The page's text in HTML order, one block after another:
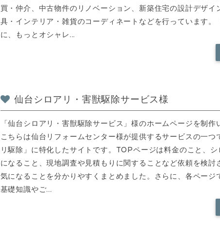
買・仲介、中古物件のリノベーション、新築住宅の設計デザイ
具・インテリア・雑貨のコーディネートなどを行っています。
に、もっとオシャレ...
仙台シロアリ・害獣駆除サービス様
「仙台シロアリ・害獣駆除サービス」様のホームページを制作
こちらは仙台リフォームセンター様が提供するサービスの一つ
リ駆除」に特化したサイトです。TOPページは料金のこと、
になること、現地調査や見積もりに関することなど依頼を検討
気になることを分かりやすくまとめました。さらに、各ページ
基礎知識やご...